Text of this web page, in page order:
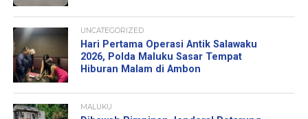
UNCATEGORIZED
Hari Pertama Operasi Antik Salawaku
2026, Polda Maluku Sasar Tempat
Hiburan Malam di Ambon
MALUKU